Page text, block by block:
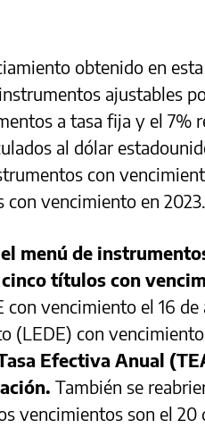
obtenido en
ajustables
a tasa fija y el 7%
al dólar
con
con vencimiento en 2023.
el menú de
títulos con
con vencimiento el 16
(LEDE) con
Efectiva Anual
También se
vencimientos son el